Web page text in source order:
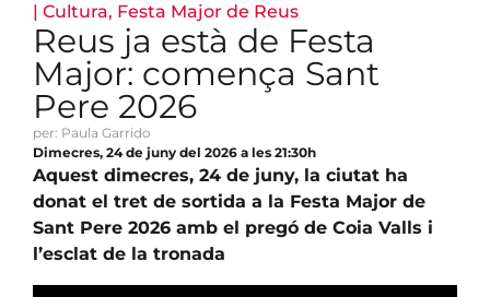
| Cultura, Festa Major de Reus
Reus ja està de Festa
Major: comença Sant
Pere 2026
per: Paula Garrido
Dimecres, 24 de juny del 2026 a les 21:30h
Aquest dimecres, 24 de juny, la ciutat ha
donat el tret de sortida a la Festa Major de
Sant Pere 2026 amb el pregó de Coia Valls i
l’esclat de la tronada